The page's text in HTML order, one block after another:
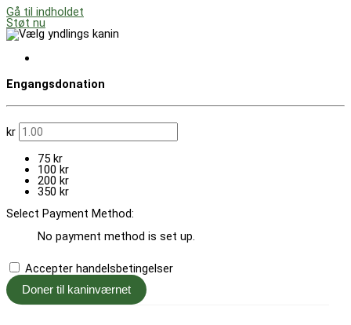
Gå til indholdet
Støt nu
Engangsdonation
kr
75 kr
100 kr
200 kr
350 kr
Select Payment Method:
No payment method is set up.
Accepter handelsbetingelser
Doner til kaninværnet